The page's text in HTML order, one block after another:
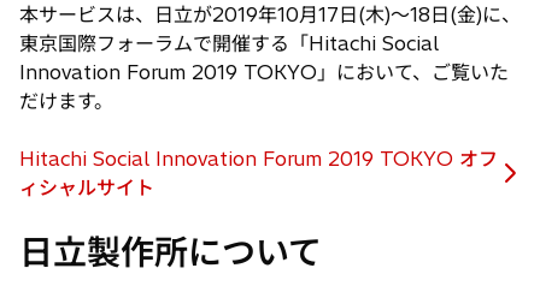
く
本サービスは、日立が2019年10月17日(木)〜18日(金)に、
東京国際フォーラムで開催する「Hitachi Social
Innovation Forum 2019 TOKYO」において、ご覧いた
だけます。
Hitachi Social Innovation Forum 2019 TOKYO オフ
ィシャルサイト
新
い
タ
日立製作所について